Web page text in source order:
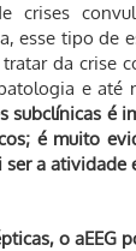
crises
esse tipo de
da crise
e até
subclínicas é
é muito
ser a atividade
o aEEG